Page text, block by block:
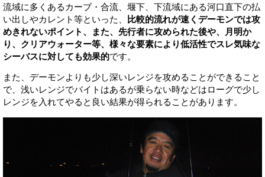
流域に多くあるカーブ・合流、堰下、下流域にある河口直下の払
い出しやカレント等といった、
比較的流れが速くデーモンでは攻
めきれないポイント、また、先行者に攻められた後や、月明か
り、クリアウォーター等、様々な要素により低活性でスレ気味な
シーバスに対しても効果的です。
また、デーモンよりも少し深いレンジを攻めることができること
で、浅いレンジでバイトはあるが乗らない時などはローグで少し
レンジを入れてやると良い結果が得られることがあります。